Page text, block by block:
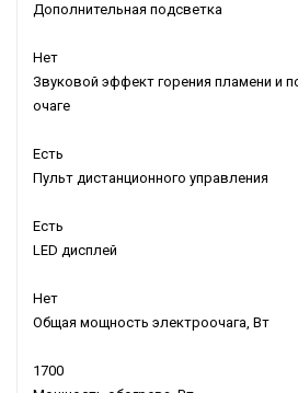
Дополнительная подсветка
Нет
Звуковой эффект горения пламени и
очаге
Есть
Пульт дистанционного управления
Есть
LED дисплей
Нет
Общая мощность электроочага, Вт
1700